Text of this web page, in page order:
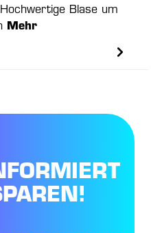
Blase um
Mehr